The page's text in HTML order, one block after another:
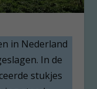
in Nederland
In de
stukjes